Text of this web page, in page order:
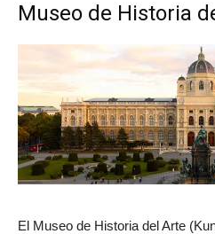
Museo de Historia
El Museo de Historia del Arte